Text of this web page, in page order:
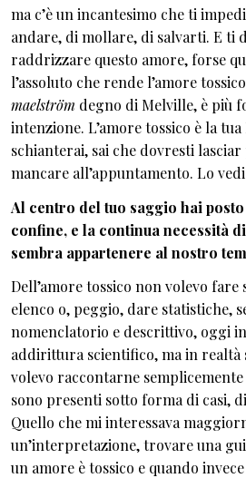
ma c’è un incantesimo che ti
andare, di mollare, di salvarti. E ti
raddrizzare questo amore, forse
l’assoluto che rende l’amore
maelström degno di Melville, è più
intenzione. L’amore tossico è la
schianterai, sai che dovresti
mancare all’appuntamento. Lo
Al centro del tuo saggio hai
confine, e la continua necessità
sembra appartenere al nostro
Dell’amore tossico non volevo
elenco o, peggio, dare statistiche,
nomenclatorio e descrittivo, oggi
addirittura scientifico, ma in realtà
volevo raccontarne
sono presenti sotto forma di casi,
Quello che mi interessava
un’interpretazione, trovare una
un amore è tossico e quando